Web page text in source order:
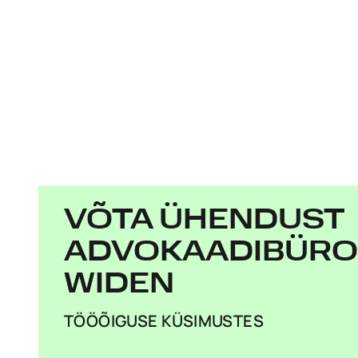
VÕTA ÜHENDUST
WIDEN
TÖÖÕIGUSE KÜSIMUSTES